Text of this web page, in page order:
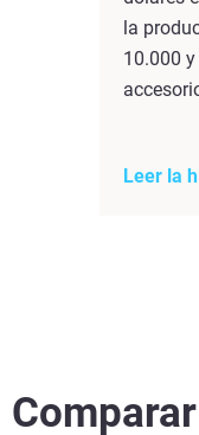
la
10.000
Leer la